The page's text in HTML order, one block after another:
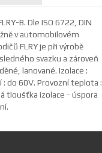
B. Dle ISO 6722, DIN
v automobilovém
FLRY je při výrobě
svazku a zároveň
lanované. Izolace :
: do 60V. Provozní teplota :
tloušťka izolace - úspora